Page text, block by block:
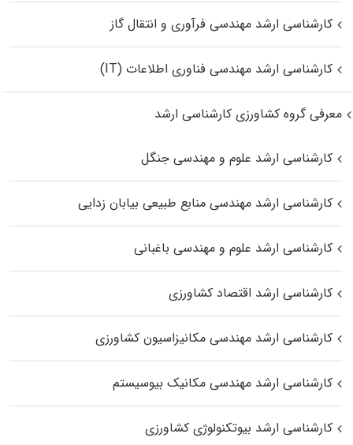
کارشناسی ارشد مهندسی فرآوری و انتقال گاز
کارشناسی ارشد مهندسی فناوری اطلاعات (IT)
معرفی گروه کشاورزی کارشناسی ارشد
کارشناسی ارشد علوم و مهندسی جنگل
کارشناسی ارشد مهندسی منابع طبیعی بیابان زدایی
کارشناسی ارشد علوم و مهندسی باغبانی
کارشناسی ارشد اقتصاد کشاورزی
کارشناسی ارشد مهندسی مکانیزاسیون کشاورزی
کارشناسی ارشد مهندسی مکانیک بیوسیستم
کارشناسی ارشد بیوتکنولوژی کشاورزی